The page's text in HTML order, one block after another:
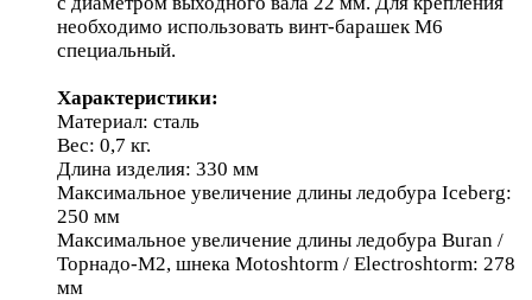
необходимо использовать винт-барашек М6
специальный.
Характеристики:
Материал: сталь
Вес: 0,7 кг.
Длина изделия: 330 мм
Максимальное увеличение длины ледобура Iceberg:
250 мм
Максимальное увеличение длины ледобура Buran /
Торнадо-М2, шнека Motoshtorm / Electroshtorm: 278
мм